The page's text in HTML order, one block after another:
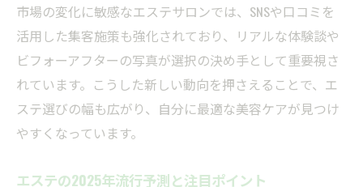
エステの効果を実感できるポイント解説
エステ効果を高めるための大切な選び方
最新トレンドを活かしたエステ効果実感術
美容エステで満足度が高い理由とその根拠
エステメニュー選択時の効果の見極め方
市場の変化に敏感なエステサロンでは、SNSや口コミを
活用した集客施策も強化されており、リアルな体験談や
ビフォーアフターの写真が選択の決め手として重要視さ
れています。こうした新しい動向を押さえることで、エ
ステ選びの幅も広がり、自分に最適な美容ケアが見つけ
やすくなっています。
エステの2025年流行予測と注目ポイント